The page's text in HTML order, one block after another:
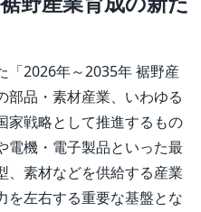
「2026年～2035年 裾野産
部品・素材産業、いわゆる
家戦略として推進するもの
電機・電子製品といった最
、素材などを供給する産業
を左右する重要な基盤とな